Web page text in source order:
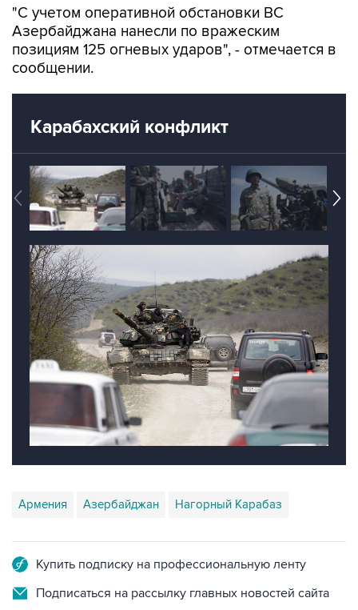
"С учетом оперативной обстановки ВС
Азербайджана нанесли по вражеским
позициям 125 огневых ударов", - отмечается в
сообщении.
Карабахский конфликт
Армения Азербайджан Нагорный Карабаз
Купить подписку на профессиональную ленту
Подписаться на рассылку главных новостей сайта